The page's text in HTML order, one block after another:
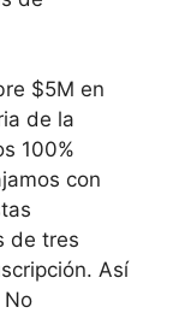
$5M en
de la
100%
con
de tres
Así
No